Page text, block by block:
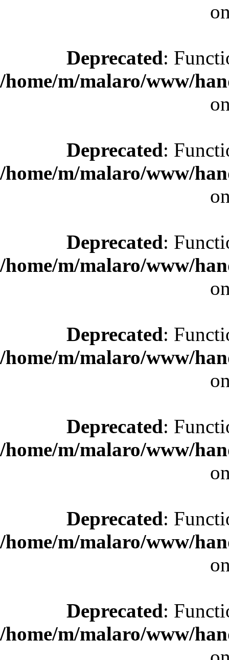
Deprecated:
/home/m/malaro/www/
Deprecated:
/home/m/malaro/www/
Deprecated:
/home/m/malaro/www/
Deprecated:
/home/m/malaro/www/
Deprecated:
/home/m/malaro/www/
Deprecated:
/home/m/malaro/www/
Deprecated:
/home/m/malaro/www/